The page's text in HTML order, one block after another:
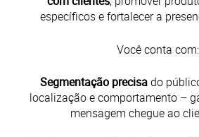
específicos e fortalecer a
Você conta com:
Segmentação precisado
localização e comportamento –
mensagem chegue ao